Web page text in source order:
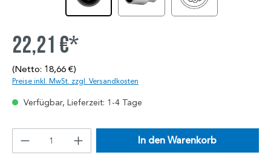
22,21 €*
(Netto: 18,66 €)
Preise inkl. MwSt. zzgl. Versandkosten
Verfügbar, Lieferzeit: 1-4 Tage
In den Warenkorb